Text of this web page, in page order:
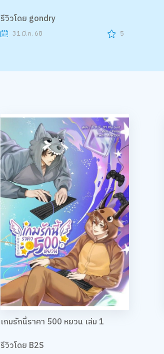
รีวิวโดย gondry
31 มี.ค. 68 5
เกมรักนี้ราคา 500 หยวน เล่ม 1
รีวิวโดย B2S